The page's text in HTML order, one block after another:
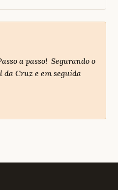
a passo! Segurando o
Cruz e em seguida